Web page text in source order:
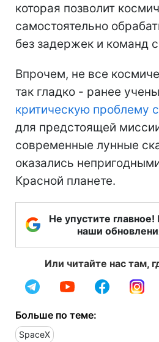
которая позволит
самостоятельно
без задержек и команд
Впрочем, не все
так гладко - ранее
критическую проблему
для предстоящей
современные лунные
оказались
Красной планете.
Не упустите
наши
Или читайте нас там,
Больше по теме:
SpaceX